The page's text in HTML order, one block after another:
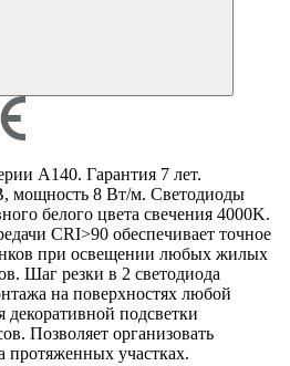
A140. Гарантия 7 лет.
мощность 8 Вт/м. Светодиоды
белого цвета свечения 4000K.
CRI>90 обеспечивает точное
при освещении любых жилых
Шаг резки в 2 светодиода
на поверхностях любой
подсветки
Позволяет организовать
протяженных участках.